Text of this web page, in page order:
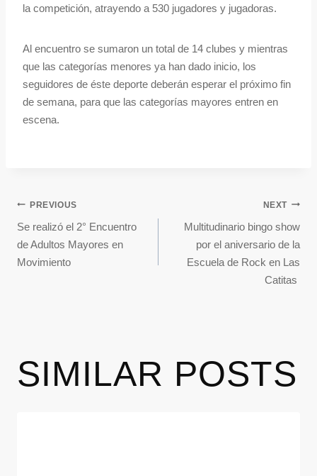
la competición, atrayendo a 530 jugadores y jugadoras.
Al encuentro se sumaron un total de 14 clubes y mientras
que las categorías menores ya han dado inicio, los
seguidores de éste deporte deberán esperar el próximo fin
de semana, para que las categorías mayores entren en
escena.
PREVIOUS
Se realizó el 2° Encuentro
de Adultos Mayores en
Movimiento
NEXT
Multitudinario bingo show
por el aniversario de la
Escuela de Rock en Las
Catitas
SIMILAR POSTS